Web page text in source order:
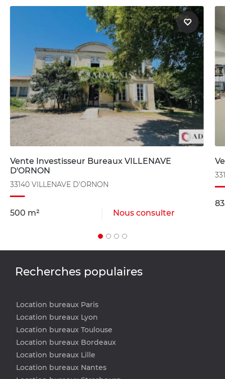
Vente Investisseur Bureaux VILLENAVE
D'ORNON
33140 VILLENAVE D'ORNON
500 m² Nous consulter
Recherches populaires
Location bureaux Paris
Location bureaux Lyon
Location bureaux Toulouse
Location bureaux Bordeaux
Location bureaux Lille
Location bureaux Nantes